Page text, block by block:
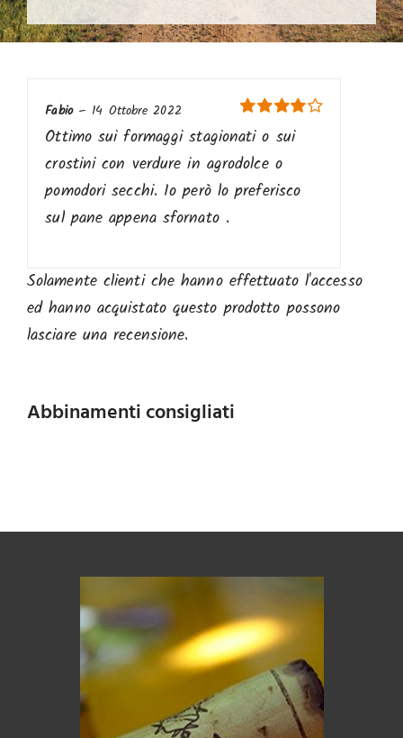
Valutato4
su 5
Fabio – 14 Ottobre 2022
Ottimo sui formaggi stagionati o sui
crostini con verdure in agrodolce o
pomodori secchi. Io però lo preferisco
sul pane appena sfornato .
Solamente clienti che hanno effettuato l'accesso
ed hanno acquistato questo prodotto possono
lasciare una recensione.
Abbinamenti consigliati